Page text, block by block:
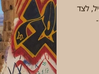
טיול גיל הזהב
לצד